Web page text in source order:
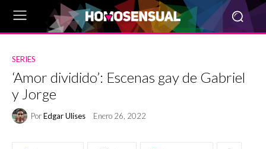
SERIES
‘Amor dividido’: Escenas gay de Gabriel
y Jorge
PorEdgar Ulises Enero 26, 2022